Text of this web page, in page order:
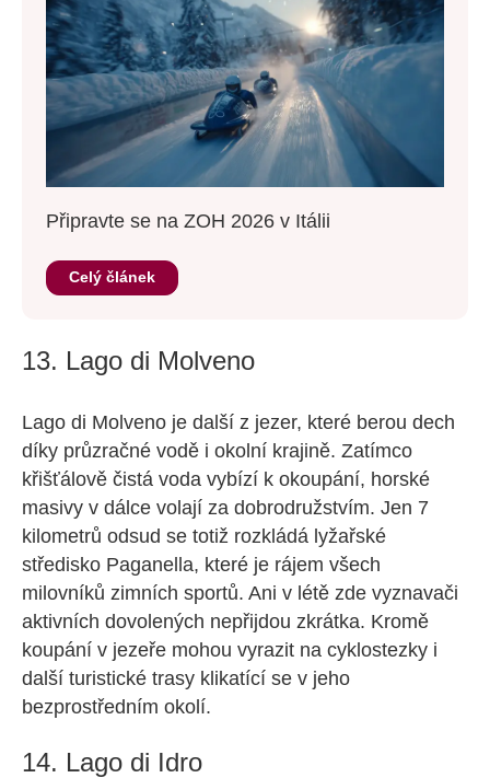
Připravte se na ZOH 2026 v Itálii
Celý článek
13. Lago di Molveno
Lago di Molveno je další z jezer, které berou dech
díky průzračné vodě i okolní krajině. Zatímco
křišťálově čistá voda vybízí k okoupání, horské
masivy v dálce volají za dobrodružstvím. Jen 7
kilometrů odsud se totiž rozkládá lyžařské
středisko Paganella, které je rájem všech
milovníků zimních sportů. Ani v létě zde vyznavači
aktivních dovolených nepřijdou zkrátka. Kromě
koupání v jezeře mohou vyrazit na cyklostezky i
další turistické trasy klikatící se v jeho
bezprostředním okolí.
14. Lago di Idro